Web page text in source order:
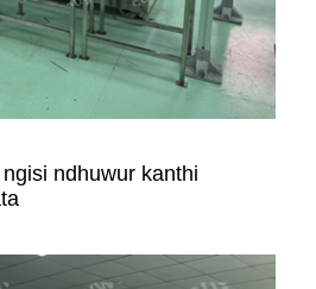
ndhuwur kanthi